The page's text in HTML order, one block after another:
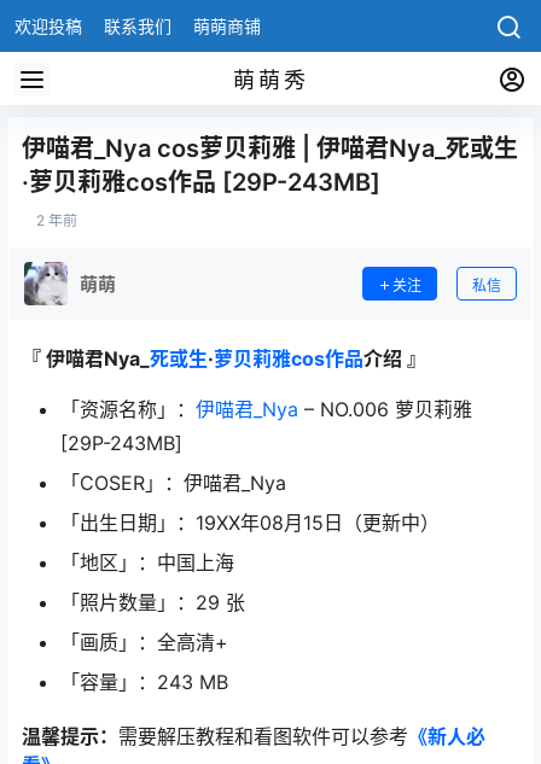
欢迎投稿 联系我们 萌萌商铺
萌萌秀
伊喵君_Nya cos萝贝莉雅 | 伊喵君Nya_死或生
·萝贝莉雅cos作品 [29P-243MB]
2 年前
萌萌 关注 私信
『 伊喵君Nya_ 死或生·萝贝莉雅cos作品介绍 』
「资源名称」： 伊喵君_Nya – NO.006 萝贝莉雅
[29P-243MB]
「COSER」：伊喵君_Nya
「出生日期」：19XX年08月15日（更新中）
「地区」：中国上海
「照片数量」：29 张
「画质」：全高清+
「容量」：243 MB
温馨提示： 需要解压教程和看图软件可以参考 《新人必